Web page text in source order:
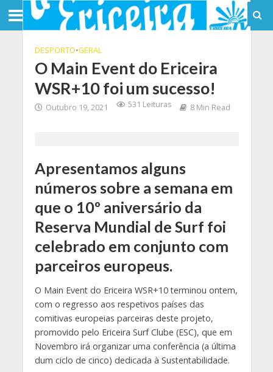
DESPORTO•GERAL
O Main Event do Ericeira
WSR+10 foi um sucesso!
Outubro 19, 2021 531 Leituras 8 Min Read
Apresentamos alguns
números sobre a semana em
que o 10º aniversário da
Reserva Mundial de Surf foi
celebrado em conjunto com
parceiros europeus.
O Main Event do Ericeira WSR+10 terminou ontem,
com o regresso aos respetivos países das
comitivas europeias parceiras deste projeto,
promovido pelo Ericeira Surf Clube (ESC), que em
Novembro irá organizar uma conferência (a última
dum ciclo de cinco) dedicada à Sustentabilidade.